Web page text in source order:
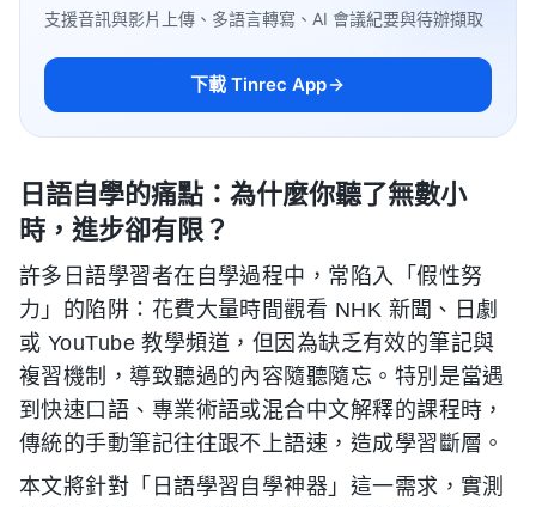
支援音訊與影片上傳、多語言轉寫、AI 會議紀要與待辦擷取
下載 Tinrec App
日語自學的痛點：為什麼你聽了無數小
時，進步卻有限？
許多日語學習者在自學過程中，常陷入「假性努
力」的陷阱：花費大量時間觀看 NHK 新聞、日劇
或 YouTube 教學頻道，但因為缺乏有效的筆記與
複習機制，導致聽過的內容隨聽隨忘。特別是當遇
到快速口語、專業術語或混合中文解釋的課程時，
傳統的手動筆記往往跟不上語速，造成學習斷層。
本文將針對「日語學習自學神器」這一需求，實測